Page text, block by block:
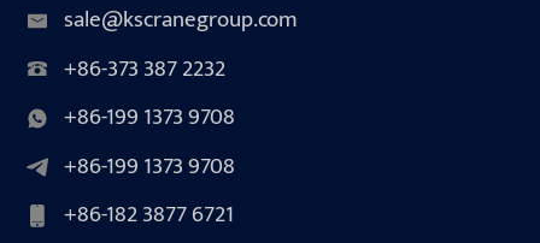
sale@kscranegroup.com
+86-373 387 2232
+86-199 1373 9708
+86-199 1373 9708
+86-182 3877 6721